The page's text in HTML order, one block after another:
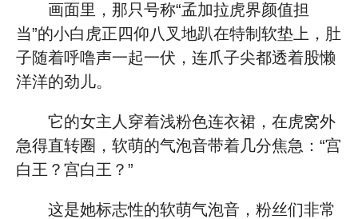
画面里，那只号称“孟加拉虎界颜值担
当”的小白虎正四仰八叉地趴在特制软垫上，肚
子随着呼噜声一起一伏，连爪子尖都透着股懒
洋洋的劲儿。
它的女主人穿着浅粉色连衣裙，在虎窝外
急得直转圈，软萌的气泡音带着几分焦急：“宫
白王？宫白王？”
这是她标志性的软萌气泡音，粉丝们非常